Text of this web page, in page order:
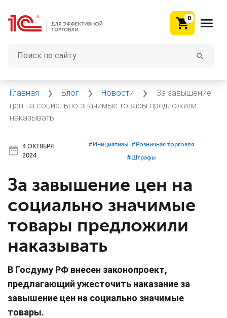
0
Главная Блог Новости
За завышение
цен на социально значимые товары предложили
наказывать
4 ОКТЯБРЯ
2024
#⁣Инициативы #⁣Розничная торговля
#⁣Штрафы
За завышение цен на
социально значимые
товары предложили
наказывать
В Госдуму РФ внесен законопроект,
предлагающий ужесточить наказание за
завышение цен на социально значимые
товары.